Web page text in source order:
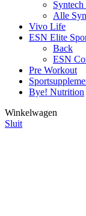
Alle
Vivo Life
ESN Elite
Back
ESN
Pre Workout
Bye! Nutrition
Winkelwagen
Sluit